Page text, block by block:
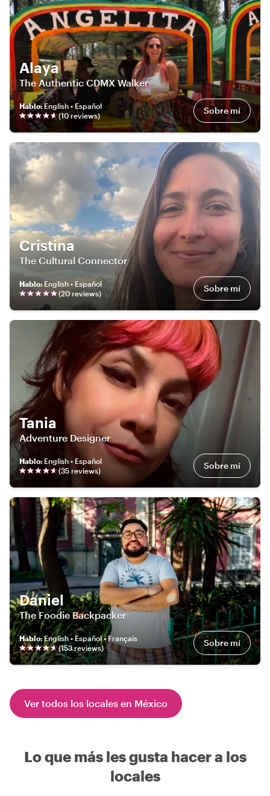
Alaya
The Authentic CDMX Walker
Hablo:English • Español
(10 reviews) Sobre mí
Cristina
The Cultural Connector
Hablo: English • Español
(20 reviews) Sobre mí
Tania
Adventure Designer
Hablo: English • Español
(35 reviews) Sobre mí
Daniel
The Foodie Backpacker
Hablo:English • Español • Français
(153reviews) Sobre mí
Ver todos los locales en México
Lo que más les gusta hacer a los
locales